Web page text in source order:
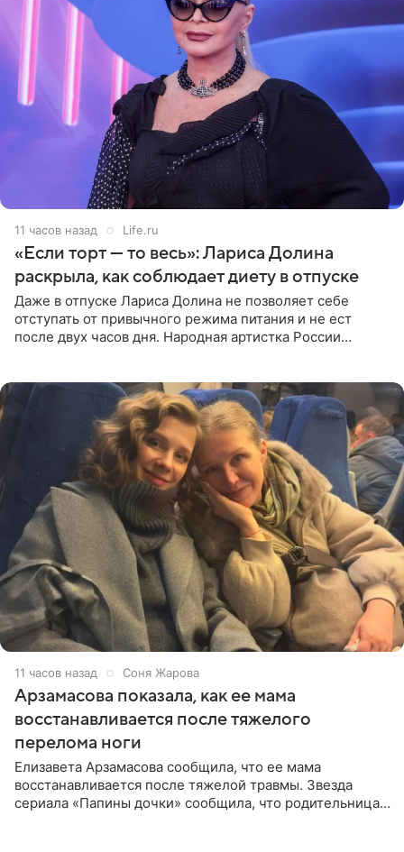
11 часов назад Life.ru
«Если торт — то весь»: Лариса Долина
раскрыла, как соблюдает диету в отпуске
Даже в отпуске Лариса Долина не позволяет себе
отступать от привычного режима питания и не ест
после двух часов дня. Народная артистка России
11 часов назад Соня Жарова
Арзамасова показала, как ее мама
восстанавливается после тяжелого
перелома ноги
Елизавета Арзамасова сообщила, что ее мама
восстанавливается после тяжелой травмы. Звезда
сериала «Папины дочки» сообщила, что родительница